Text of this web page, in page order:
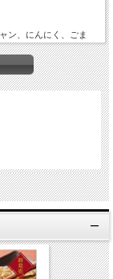
ン、にんにく、ごま
トレハロース、調味
・豚肉・大豆・ご